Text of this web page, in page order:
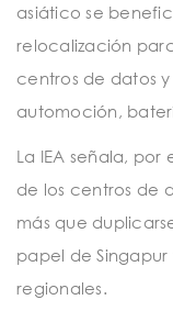
asiático se
relocalización
centros de datos
automoción,
La IEA señala,
de los centros de
más que
papel de
regionales.